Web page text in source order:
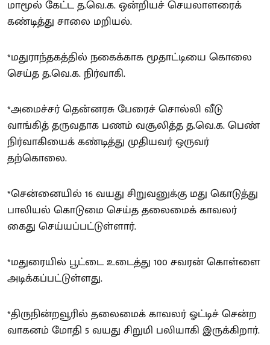
மாமூல் கேட்ட த.வெ.க. ஒன்றியச் செயலாளரைக்
கண்டித்து சாலை மறியல்.
*மதுராந்தகத்தில் நகைக்காக மூதாட்டியை கொலை
செய்த த.வெ.க. நிர்வாகி.
*அமைச்சர் தென்னரசு பேரைச் சொல்லி வீடு
வாங்கித் தருவதாக பணம் வசூலித்த த.வெ.க. பெண்
நிர்வாகியைக் கண்டித்து முதியவர் ஒருவர்
தற்கொலை.
*சென்னையில் 16 வயது சிறுவனுக்கு மது கொடுத்து
பாலியல் கொடுமை செய்த தலைமைக் காவலர்
கைது செய்யப்பட்டுள்ளார்.
*மதுரையில் பூட்டை உடைத்து 100 சவரன் கொள்ளை
அடிக்கப்பட்டுள்ளது.
*திருநின்றவூரில் தலைமைக் காவலர் ஓட்டிச் சென்ற
வாகனம் மோதி 5 வயது சிறுமி பலியாகி இருக்கிறார்.